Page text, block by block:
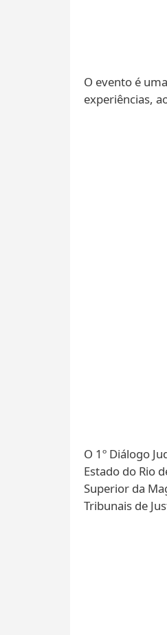
O evento é
experiências,
O 1º Diálogo
Estado do Rio
Superior da
Tribunais de